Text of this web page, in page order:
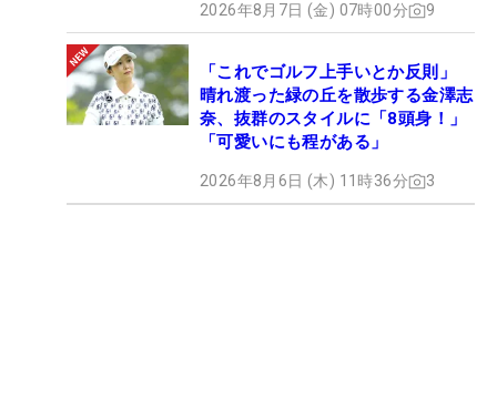
2026年8月7日 (金) 07時00分 9
「これでゴルフ上手いとか反則」
晴れ渡った緑の丘を散歩する金澤志
奈、抜群のスタイルに「8頭身！」
「可愛いにも程がある」
2026年8月6日 (木) 11時36分 3